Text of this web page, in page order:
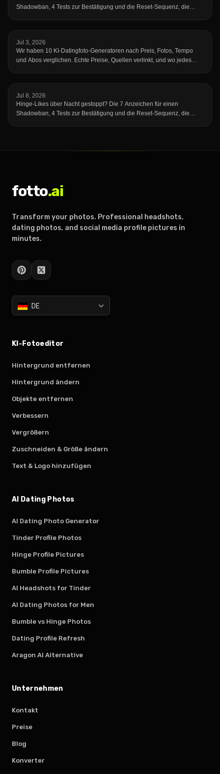
Shadowban, 4 Tests zur Bestätigung und die Reset-Sequenz, die
Jul 3, 2026
Wir haben 10 KI-Datingfoto-Generatoren nach Preis, Fotos, Tempo
und Abos verglichen. Echte Preise, Quellen verlinkt, und wo jedes
Jul 8, 2026
Hinge-Likes über Nacht gestoppt? Die 7 Anzeichen für einen
Shadowban, 4 Tests zur Bestätigung und die Reset-Sequenz, die
fotto.ai
Transform your photos. Professional headshots,
dating photos, and social media profile pictures in
minutes.
DE
KI-Fotoeditor
Hintergrund entfernen
Hintergrund ändern
Objekte entfernen
Verbessern
Vergrößern
Zuschneiden & Größe ändern
Text & Logo hinzufügen
AI Dating Photos
AI Dating Photo Generator
Tinder Profile Photos
Hinge Profile Pictures
Bumble Profile Pictures
AI Headshots for Tinder
AI Dating Photos for Men
Bumble vs Hinge Photos
Dating Profile Refresh
Aragon AI Alternative
Unternehmen
Kontakt
Preise
Blog
Konverter